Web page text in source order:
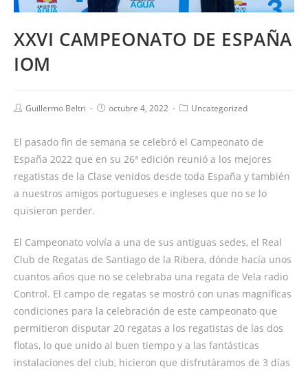
XXVI CAMPEONATO DE ESPAÑA
IOM
Guillermo Beltri octubre 4, 2022 Uncategorized
El pasado fin de semana se celebró el Campeonato de
España 2022 que en su 26ª edición reunió a los mejores
regatistas de la Clase venidos desde toda España y también
a nuestros amigos portugueses e ingleses que no se lo
quisieron perder.
El Campeonato volvía a una de sus antiguas sedes, el Real
Club de Regatas de Santiago de la Ribera, dónde hacía unos
cuantos años que no se celebraba una regata de Vela radio
Control. El campo de regatas se mostró con unas magníficas
condiciones para la celebración de este campeonato que
permitieron disputar 20 regatas a los regatistas de las dos
flotas, lo que unido al buen tiempo y a las fantásticas
instalaciones del club, hicieron que disfrutáramos de 3 días